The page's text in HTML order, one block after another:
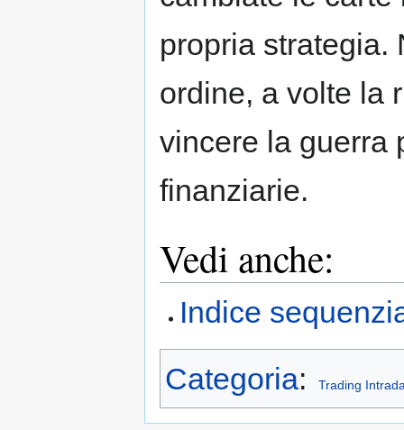
propria strategia.
ordine, a volte la
vincere la guerra
finanziarie.
Vedi anche:
Indice
Categoria: Trading